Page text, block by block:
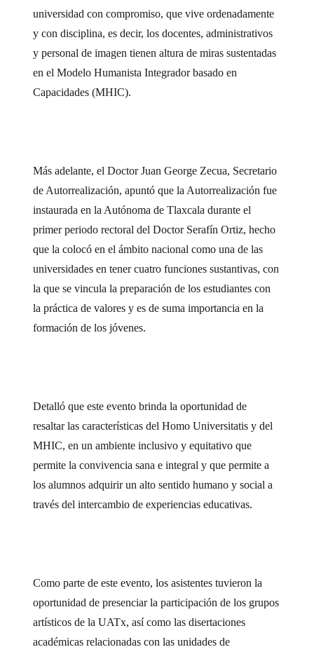
universidad con compromiso, que vive ordenadamente
y con disciplina, es decir, los docentes, administrativos
y personal de imagen tienen altura de miras sustentadas
en el Modelo Humanista Integrador basado en
Capacidades (MHIC).
Más adelante, el Doctor Juan George Zecua, Secretario
de Autorrealización, apuntó que la Autorrealización fue
instaurada en la Autónoma de Tlaxcala durante el
primer periodo rectoral del Doctor Serafín Ortiz, hecho
que la colocó en el ámbito nacional como una de las
universidades en tener cuatro funciones sustantivas, con
la que se vincula la preparación de los estudiantes con
la práctica de valores y es de suma importancia en la
formación de los jóvenes.
Detalló que este evento brinda la oportunidad de
resaltar las características del Homo Universitatis y del
MHIC, en un ambiente inclusivo y equitativo que
permite la convivencia sana e integral y que permite a
los alumnos adquirir un alto sentido humano y social a
través del intercambio de experiencias educativas.
Como parte de este evento, los asistentes tuvieron la
oportunidad de presenciar la participación de los grupos
artísticos de la UATx, así como las disertaciones
académicas relacionadas con las unidades de